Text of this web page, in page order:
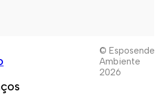
© Esposende
Ambiente
2026